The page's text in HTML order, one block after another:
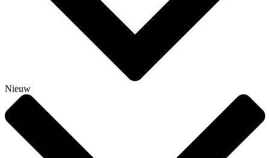
Nieuw